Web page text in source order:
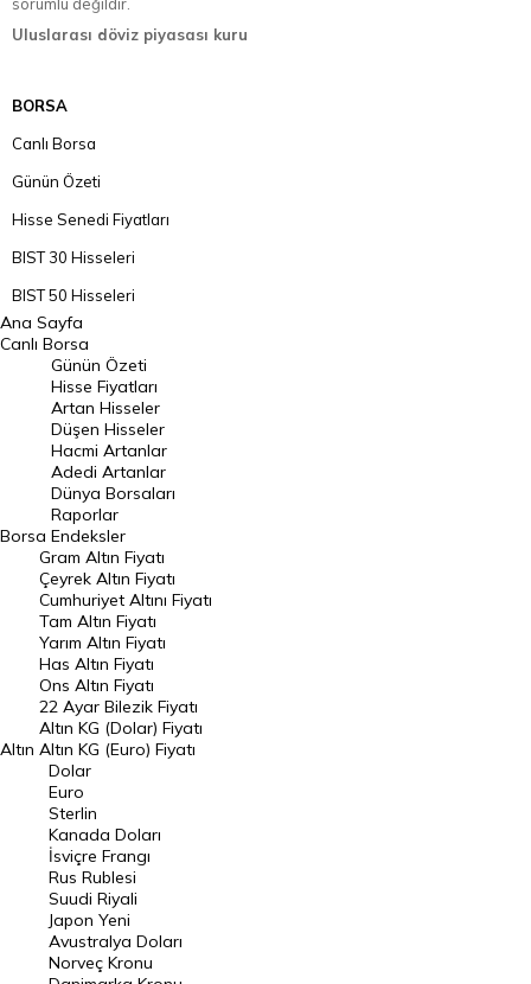
sorumlu değildir.
Uluslarası döviz piyasası kuru
BORSA
Canlı Borsa
Günün Özeti
Hisse Senedi Fiyatları
BIST 30 Hisseleri
BIST 50 Hisseleri
BIST 100 Hisseleri
En Çok Artan Hisseler
En Çok Düşen Hisseler
Hacmi Artanlar
Geçmiş Kapanışlar
Dünya Borsaları
Raporlar
Endeksler
DÖVİZ
Döviz Kuru
Dolar Kuru
Euro Kuru
Pound Kuru
Frank Kuru
Riyal Kuru
Avustralya Doları
Danimarka Kronu Kuru
Ana Sayfa
Canlı Borsa
Borsa
Günün Özeti
Hisse Fiyatları
Artan Hisseler
Düşen Hisseler
Hacmi Artanlar
Adedi Artanlar
Dünya Borsaları
Raporlar
Endeksler
Altın
Gram Altın Fiyatı
Çeyrek Altın Fiyatı
Cumhuriyet Altını Fiyatı
Tam Altın Fiyatı
Yarım Altın Fiyatı
Has Altın Fiyatı
Ons Altın Fiyatı
22 Ayar Bilezik Fiyatı
Altın KG (Dolar) Fiyatı
Altın KG (Euro) Fiyatı
Dolar
Euro
Sterlin
Kanada Doları
İsviçre Frangı
Rus Rublesi
Suudi Riyali
Japon Yeni
Avustralya Doları
Norveç Kronu